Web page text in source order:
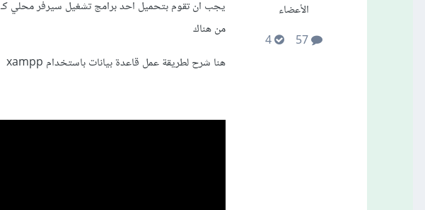
الأعضاء
57
4
من هناك
هنا شرح لطريقة عمل قاعدة بيانات باستخدام xampp